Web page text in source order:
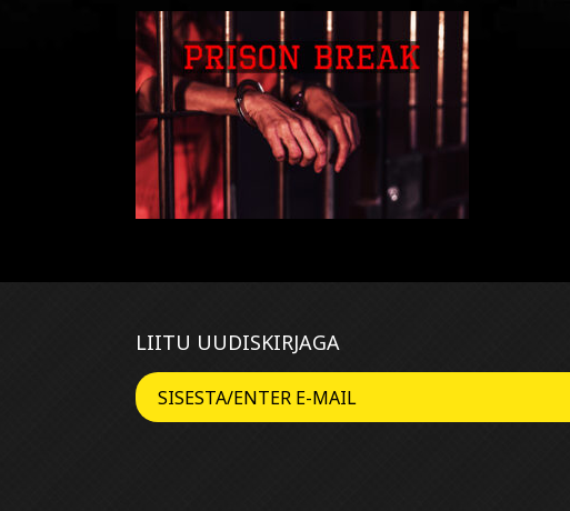
LIITU UUDISKIRJAGA